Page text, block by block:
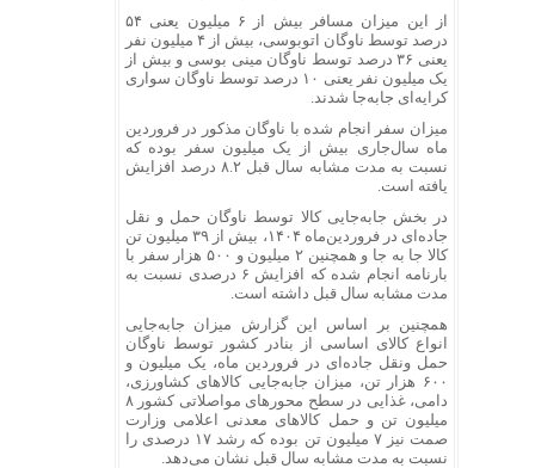
از این میزان مسافر بیش از ۶ میلیون یعنی ۵۴
درصد توسط ناوگان اتوبوسی، بیش از ۴ میلیون نفر
یعنی ۳۶ درصد توسط ناوگان مینی بوسی و بیش از
یک میلیون نفر یعنی ۱۰ درصد توسط ناوگان سواری
کرایه‌ای جابه‌جا شدند.
میزان سفر انجام شده با ناوگان مذکور در فروردین
ماه سال‌جاری بیش از یک میلیون سفر بوده که
نسبت به مدت مشابه سال قبل ۸.۲ درصد افزایش
یافته است.
در بخش جابه‌جایی کالا توسط ناوگان حمل و نقل
جاده‌ای در فروردین‌ماه ۱۴۰۴، بیش از ۳۹ میلیون تن
کالا جا به جا و همچنین ۲ میلیون و ۵۰۰ هزار سفر با
بارنامه انجام شده که افزایش ۶ درصدی نسبت به
مدت مشابه سال قبل داشته است.
همچنین بر اساس این گزارش میزان جابه‌جایی
انواع کالای اساسی از بنادر کشور توسط ناوگان
حمل ونقل جاده‌ای در فروردین ماه، یک میلیون و
۶۰۰ هزار تن، میزان جابه‌جایی کالاهای کشاورزی،
دامی، غذایی در سطح محورهای مواصلاتی کشور ۸
میلیون تن و حمل کالاهای معدنی اعلامی وزارت
صمت نیز ۷ میلیون تن بوده که رشد ۱۷ درصدی را
نسبت به مدت مشابه سال قبل نشان می‌دهد.